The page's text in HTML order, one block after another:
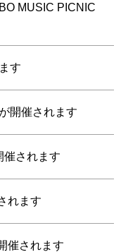
MUSIC PICNIC
す
開催されます
催されます
れます
催されます